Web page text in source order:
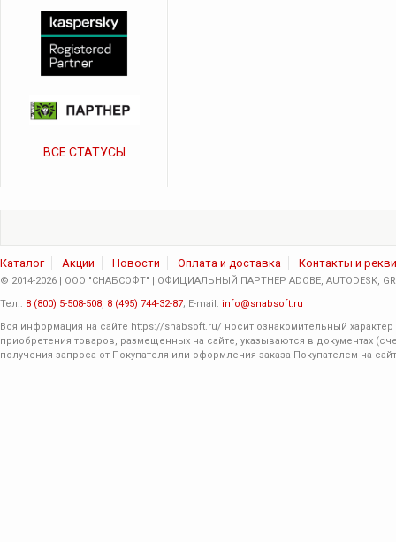
ВСЕ СТАТУСЫ
Каталог Акции Новости Оплата и доставка Контакты и
© 2014-2026 | ООО "СНАБСОФТ" | ОФИЦИАЛЬНЫЙ ПАРТНЕР ADOBE, AUTODESK,
Тел.: 8 (800) 5-508-508, 8 (495) 744-32-87; E-mail: info@snabsoft.ru
Вся информация на сайте https://snabsoft.ru/ носит ознакомительный
приобретения товаров, размещенных на сайте, указываются в документах
получения запроса от Покупателя или оформления заказа Покупателем на